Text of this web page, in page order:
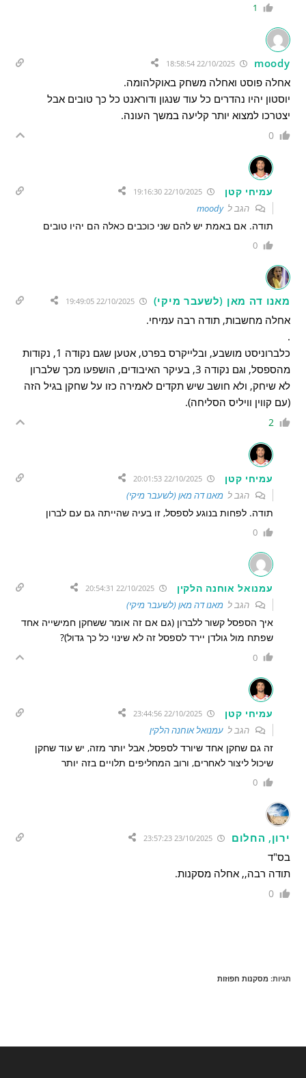
1
moody
אחלה פוסט ואחלה משחק באוקלהומה.
יוסטון יהיו נהדרים כל עוד שנגון ודוראנט כל כך טובים אבל
יצטרכו למצוא יותר קליעה במשך העונה.
0
עמיחי קטן
הגב לmoody
תודה. אם באמת יש להם שני כוכבים כאלה הם יהיו טובים
0
מאנו דה מאן (לשעבר מיקי) 22/10/2025 19:49:05
אחלה מחשבות, תודה רבה עמיחי.
.
כלברוניסט מושבע, ובלייקרס בפרט, אטען שגם נקודה 1, נקודות
מהספסל, וגם נקודה 3, בעיקר האיבודים, הושפעו מכך שלברון
לא שיחק, ולא חושב שיש תקדים לאמירה כזו על שחקן בגיל הזה
(עם קווין וויליס הסליחה).
2
עמיחי קטן
הגב למאנו דה מאן (לשעבר מיקי)
תודה. לפחות בנוגע לספסל, זו בעיה שהייתה גם עם לברון
0
עמנואל אוחנה הלקין 22/10/2025 20:54:31
הגב למאנו דה מאן (לשעבר מיקי)
איך הספסל קשור ללברון (גם אם זה אומר ששחקן חמישייה אחד
שפתח מול גולדן יירד לספסל זה לא שינוי כל כך גדול)?
0
עמיחי קטן
הגב לעמנואל אוחנה הלקין
זה גם שחקן אחד שיורד לספסל, אבל יותר מזה, יש עוד שחקן
שיכול ליצור לאחרים, ורוב המחליפים תלויים בזה יותר
0
ירון, החלום 23/10/2025 23:57:23
בס"ד
תודה רבה,, אחלה מסקנות.
0
תגיות: מסקנות חפוזות